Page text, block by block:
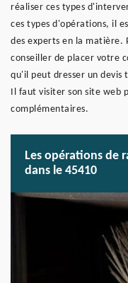
réaliser ces types
ces types d'opérations, il
des experts en la matière.
conseiller de placer votre
qu'il peut dresser un
Il faut visiter son site web
complémentaires.
Les opérations de
dans le 45410